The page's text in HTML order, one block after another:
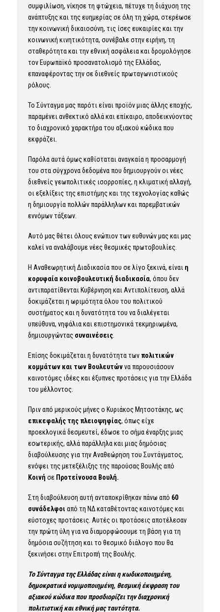
συμφιλίωση, νίκησε τη φτώχεια, πέτυχε τη διάχυση της
ανάπτυξης και της ευημερίας σε όλη τη χώρα, στερέωσε
την κοινωνική δικαιοσύνη, τις ίσες ευκαιρίες και την
κοινωνική κινητικότητα, συνέβαλε στην ειρήνη, τη
σταθερότητα και την εθνική ασφάλεια και δρομολόγησε
τον Ευρωπαϊκό προσανατολισμό της Ελλάδας,
επαναφέροντας την σε διεθνείς πρωταγωνιστικούς
ρόλους.
Το Σύνταγμα μας παρότι είναι προϊόν μιας άλλης εποχής,
παραμένει ανθεκτικό αλλά και επίκαιρο, αποδεικνύοντας
το διαχρονικό χαρακτήρα του αξιακού κώδικα που
εκφράζει.
Παρόλα αυτά όμως καθίσταται αναγκαία η προσαρμογή
του στα σύγχρονα δεδομένα που δημιουργούν οι νέες
διεθνείς γεωπολιτικές ισορροπίες, η κλιματική αλλαγή,
οι εξελίξεις της επιστήμης και της τεχνολογίας καθώς
η δημιουργία πολλών παράλληλων και παρεμβατικών
εννόμων τάξεων.
Αυτό μας θέτει όλους ενώπιον των ευθυνών μας και μας
καλεί να αναλάβουμε νέες θεσμικές πρωτοβουλίες.
Η Αναθεωρητική Διαδικασία που σε λίγο ξεκινά, είναι η
κορυφαία κοινοβουλευτική διαδικασία, όπου δεν
αντιπαρατίθενται Κυβέρνηση και Αντιπολίτευση, αλλά
δοκιμάζεται η ωριμότητα όλου του πολιτικού
συστήματος και η δυνατότητα του να διαλέγεται
υπεύθυνα, νηφάλια και επιστημονικά τεκμηριωμένα,
δημιουργώντας συναινέσεις.
Επίσης δοκιμάζεται η δυνατότητα των πολιτικών
κομμάτων και των Βουλευτώννα παρουσιάσουν
καινοτόμες ιδέες και έξυπνες προτάσεις για την Ελλάδα
του μέλλοντος.
Πριν από μερικούς μήνες ο Κυριάκος Μητσοτάκης, ως
επικεφαλής της πλειοψηφίας, όπως είχε
προεκλογικά δεσμευτεί, έδωσε το σήμα έναρξης μιας
εσωτερικής, αλλά παράλληλα και μιας δημόσιας
διαβούλευσης για την Αναθεώρηση του Συντάγματος,
ενόψει της μετεξέλιξης της παρούσας Βουλής από
Κοινή σε Προτείνουσα Βουλή.
Στη διαβούλευση αυτή ανταποκρίθηκαν πάνω από 60
συνάδελφοι από τη ΝΔ καταθέτοντας καινοτόμες και
εύστοχες προτάσεις. Αυτές οι προτάσεις αποτέλεσαν
την πρώτη ύλη για να διαμορφώσουμε τη βάση για τη
δημόσια συζήτηση και το θεσμικό διάλογο που θα
ξεκινήσει στην Επιτροπή της Βουλής.
Το Σύνταγμα της Ελλάδας είναι η κωδικοποιημένη,
δημοκρατικά νομιμοποιημένη, θεσμική έκφραση του
αξιακού κώδικα που προσδιορίζει την διαχρονική
πολιτιστική και εθνική μας ταυτότητα.